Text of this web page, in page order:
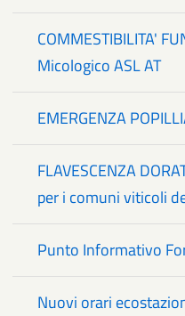
COMMESTIBILITA'
Micologico ASL AT
EMERGENZA
FLAVESCENZA
per i comuni viticoli
Punto Informativo
Nuovi orari